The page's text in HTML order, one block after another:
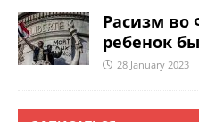
Расизм во
ребенок
28 January 2023